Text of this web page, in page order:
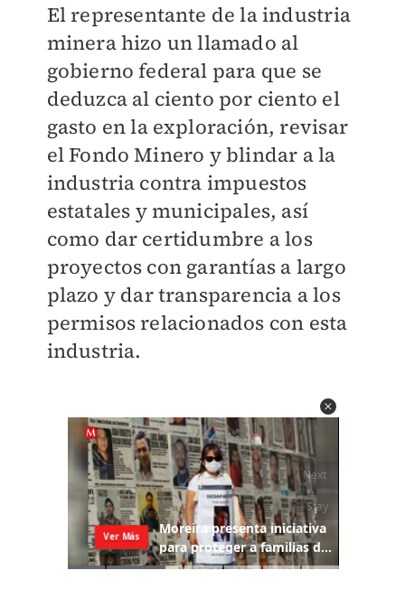
El representante de la industria
minera hizo un llamado al
gobierno federal para que se
deduzca al ciento por ciento el
gasto en la exploración, revisar
el Fondo Minero y blindar a la
industria contra impuestos
estatales y municipales, así
como dar certidumbre a los
proyectos con garantías a largo
plazo y dar transparencia a los
permisos relacionados con esta
industria.